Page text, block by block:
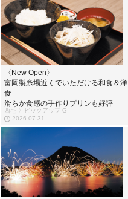
〈New Open〉
富岡製糸場近くでいただける和食＆洋
食
滑らか食感の手作りプリンも好評
西毛 〉ピックアップ-G
2026.07.31